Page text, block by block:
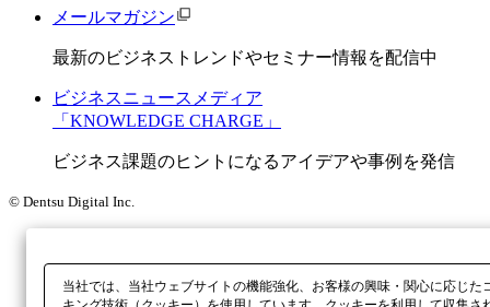
メールマガジン
最新のビジネストレンドやセミナー情報を配信中
ビジネスニュースメディア
「KNOWLEDGE CHARGE」
ビジネス課題のヒントになるアイデアや事例を発信
© Dentsu Digital Inc.
当社では、当社ウェブサイトの機能強化、お客様の興味・関心に応じ